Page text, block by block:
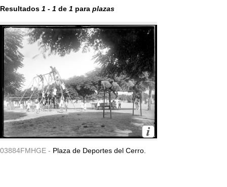
Resultados 1 - 1 de 1 para plazas
03884FMHGE - Plaza de Deportes del Cerro.